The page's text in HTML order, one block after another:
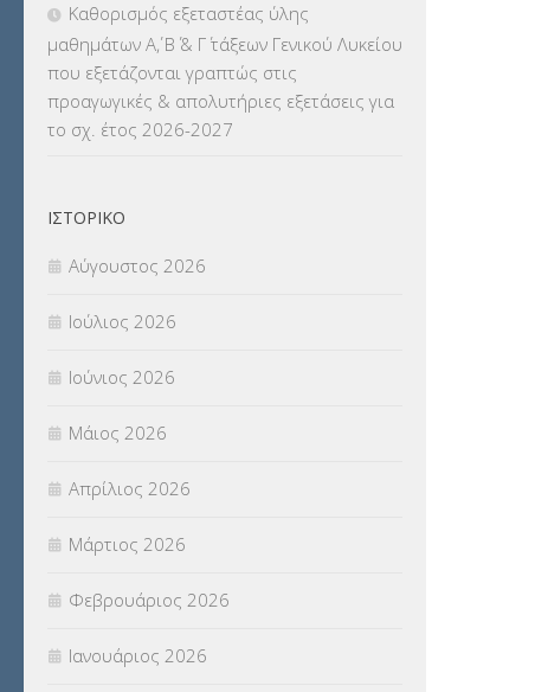
ΜΕΤΑΤΑΞΕΙΣ(87)
ΜΕΤΑΦΟΡΑ ΜΑΘΗΤΩΝ(3)
ΝΟΜΟΘΕΣΙΑ(66)
(18)
ΣΥΝΤΑΞΕΙΣ(12)
Καθορισμός εξεταστέας ύλης
μαθημάτων Α΄, Β΄ & Γ΄ τάξεων Γενικού Λυκείου
που εξετάζονται γραπτώς στις
προαγωγικές & απολυτήριες εξετάσεις για
το σχ. έτος 2026-2027
ΙΣΤΟΡΙΚΌ
Αύγουστος 2026
Ιούλιος 2026
Ιούνιος 2026
Μάιος 2026
Απρίλιος 2026
Μάρτιος 2026
Φεβρουάριος 2026
Ιανουάριος 2026